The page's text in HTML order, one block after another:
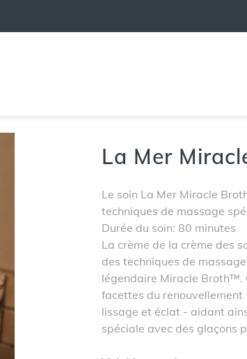
La Mer
Le soin La Mer Miracle
techniques de massage
Durée du soin: 80 minutes
La crème de la crème des
des techniques de
légendaire Miracle Broth™.
facettes du
lissage et éclat - aidant
spéciale avec des glaçons